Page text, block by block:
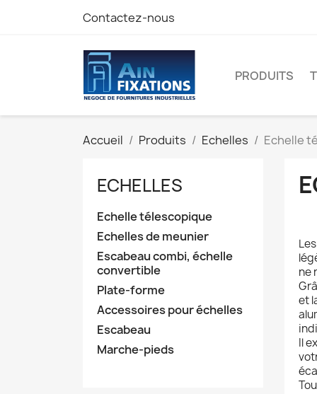
Contactez-nous
PRODUITS
Accueil Produits Echelles Echelle
ECHELLES
Echelle télescopique
Echelles de meunier
Escabeau combi, échelle
convertible
Plate-forme
Accessoires pour échelles
Escabeau
Marche-pieds
ne
et
Il